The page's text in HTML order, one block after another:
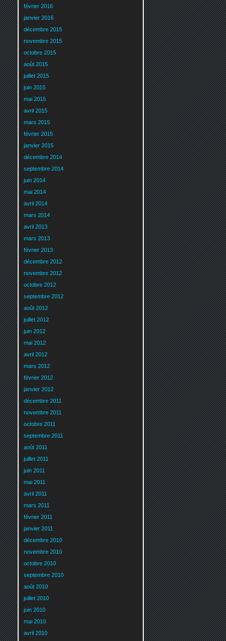
février 2016
janvier 2016
décembre 2015
novembre 2015
octobre 2015
août 2015
juillet 2015
juin 2015
mai 2015
avril 2015
mars 2015
février 2015
janvier 2015
décembre 2014
septembre 2014
juin 2014
mai 2014
avril 2014
mars 2014
avril 2013
mars 2013
février 2013
décembre 2012
novembre 2012
octobre 2012
septembre 2012
août 2012
juillet 2012
juin 2012
mai 2012
avril 2012
mars 2012
février 2012
janvier 2012
décembre 2011
novembre 2011
octobre 2011
septembre 2011
août 2011
juillet 2011
juin 2011
mai 2011
avril 2011
mars 2011
février 2011
janvier 2011
décembre 2010
novembre 2010
octobre 2010
septembre 2010
août 2010
juillet 2010
juin 2010
mai 2010
avril 2010